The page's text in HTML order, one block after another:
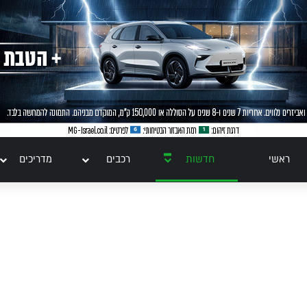
ראשי חדשות רכבים מדריכים